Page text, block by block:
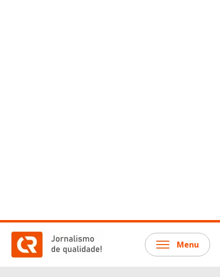
Menu